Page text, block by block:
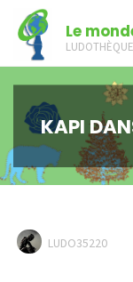
content
Le
KAPI
LUDO35220